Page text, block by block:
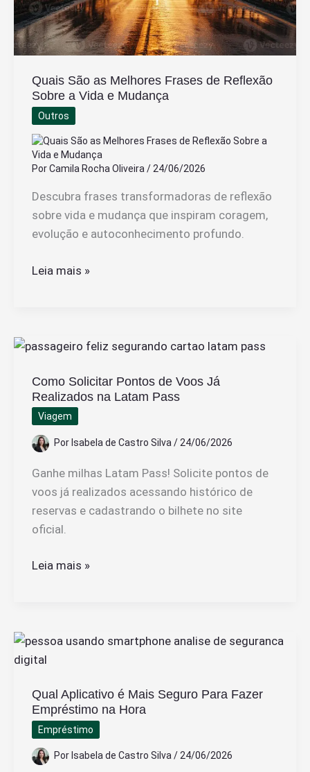
Quais São as Melhores Frases de Reflexão
Sobre a Vida e Mudança
Outros
PorCamila Rocha Oliveira/24/06/2026
Descubra frases transformadoras de reflexão
sobre vida e mudança que inspiram coragem,
evolução e autoconhecimento profundo.
Quais
Frases
Reflexão
Sobre
Vida
e
Mudança
Leia mais »
Como Solicitar Pontos de Voos Já
Realizados na Latam Pass
Viagem
Por Isabela de Castro Silva / 24/06/2026
Ganhe milhas Latam Pass! Solicite pontos de
voos já realizados acessando histórico de
reservas e cadastrando o bilhete no site
oficial.
Como
Voos
Já
na
Latam
Pass
Leia mais »
Qual Aplicativo é Mais Seguro Para Fazer
Empréstimo na Hora
Empréstimo
Por Isabela de Castro Silva/ 24/06/2026